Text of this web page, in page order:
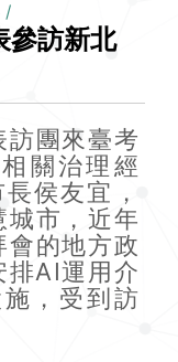
參訪新北
團來臺考
關治理經
侯友宜，
城市，近年
會的地方政
排AI運用介
，受到訪